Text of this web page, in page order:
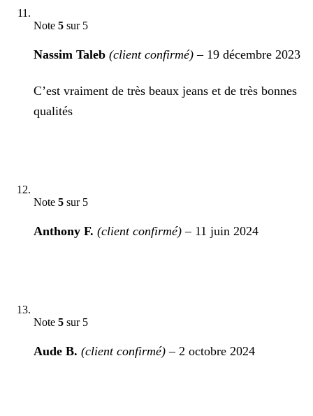
Note 5 sur 5
Nassim Taleb (client confirmé) – 19 décembre 2023
C’est vraiment de très beaux jeans et de très bonnes
qualités
Note 5 sur 5
Anthony F. (client confirmé) – 11 juin 2024
Note 5 sur 5
Aude B. (client confirmé) – 2 octobre 2024